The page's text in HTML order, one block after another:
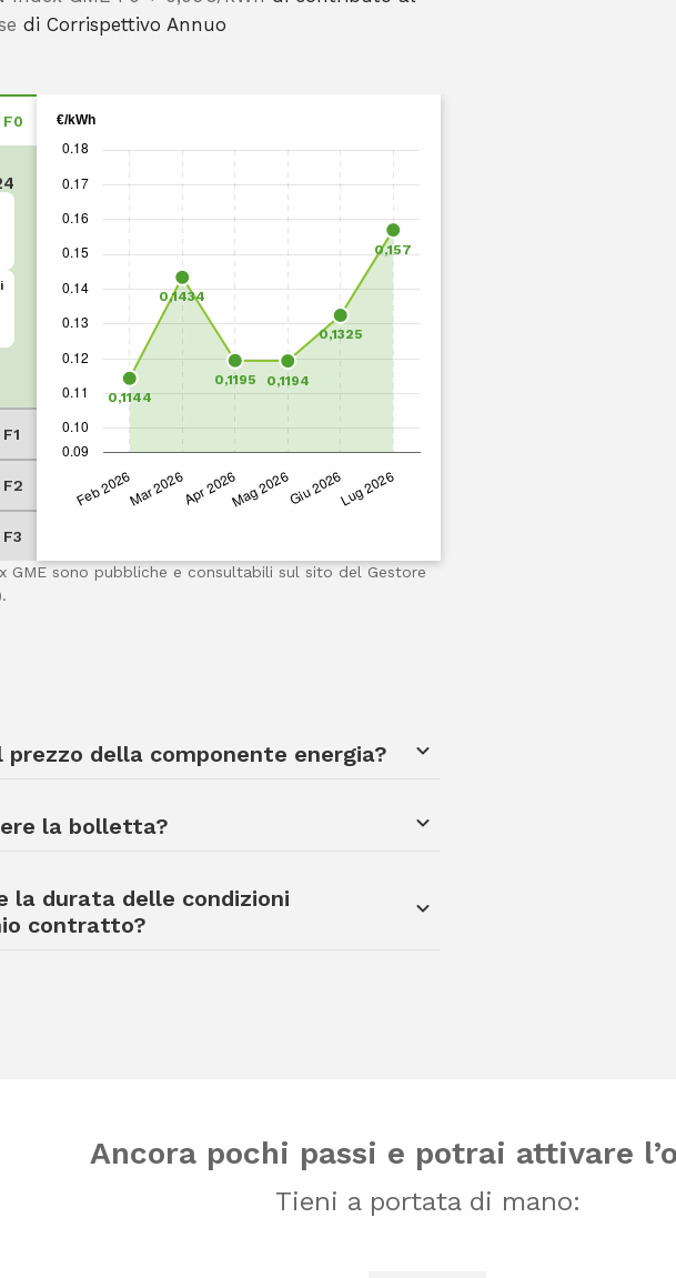
di Corrispettivo Annuo
F0
F2
F3
GME sono pubbliche e consultabili sul sito del Gestore
prezzo della componente energia?
la bolletta?
la durata delle condizioni
contratto?
Ancora pochi passi e potrai attivare
Tieni a portata di mano: